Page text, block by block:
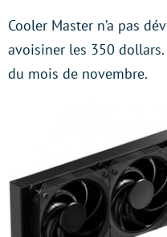
Cooler Master n’a pas
avoisiner les 350
du mois de novembre.